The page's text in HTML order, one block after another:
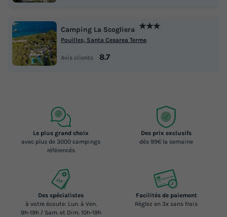
Camping La Scogliera ★★★
Pouilles, Santa Cesarea Terme
Avis clients 8.7
Le plus grand choix
avec plus de 3000 campings
référencés
Des prix exclusifs
dès 99€ la semaine
Des spécialistes
à votre écoute: Lun. à Ven.
9h-19h / Sam. et Dim. 10h-19h
Facilités de paiement
Réglez en 3x sans frais